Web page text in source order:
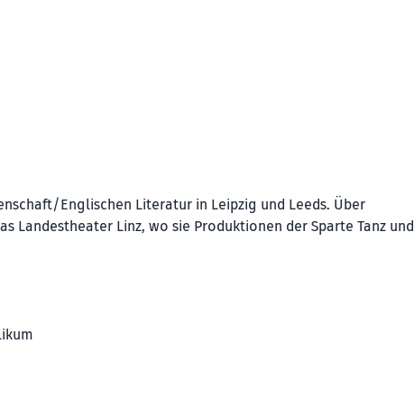
Englischen Literatur in Leipzig und Leeds. Über
Landestheater Linz, wo sie Produktionen der Sparte Tanz und